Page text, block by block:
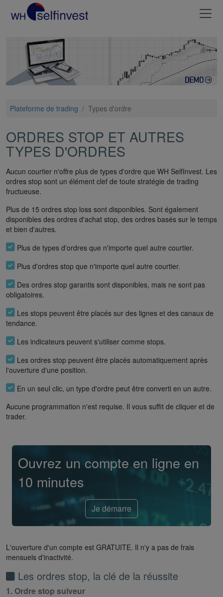
Plateforme de trading / Types d'ordre
ORDRES STOP ET AUTRES
TYPES D'ORDRES
Aucun courtier n'offre plus de types d'ordre que WH SelfInvest. Les
ordres stop sont un élément clef de toute stratégie de trading
fructueuse.
Plus de 15 ordres stop loss sont disponibles. Sont également
disponibles des ordres d'achat stop, des ordres basés sur le temps
et bien d'autres.
Plus de types d'ordres que n'importe quel autre courtier.
Plus d'ordres stop que n'importe quel autre courtier.
Des ordres stop garantis sont disponibles, mais ne sont pas
obligatoires.
Les stops peuvent être placés sur des lignes et des canaux de
tendance.
Les indicateurs peuvent s'utiliser comme stops.
Les ordres stop peuvent être placés automatiquement après
l'ouverture d'une position.
En un seul clic, un type d'ordre peut être converti en un autre.
Aucune programmation n'est requise. Il vous suffit de cliquer et de
trader.
Ouvrez un compte en ligne en
10 minutes
Je démarre
L'ouverture d'un compte est GRATUITE. Il n'y a pas de frais
mensuels d'inactivité.
Les ordres stop, la clé de la réussite
1. Ordre stop suiveur